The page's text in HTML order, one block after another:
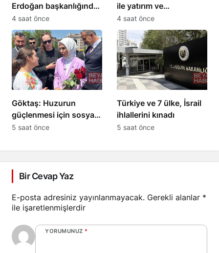
Erdoğan başkanlığında
toplandı
4 saat önce
ile yatırım ve
kalkınmanın önü
açılacak
4 saat önce
Göktaş: Huzurun
güçlenmesi için sosyal
dayanışma şart
5 saat önce
Türkiye ve 7 ülke, İsrail
ihlallerini kınadı
5 saat önce
Bir Cevap Yaz
E-posta adresiniz yayınlanmayacak. Gerekli alanlar *
ile işaretlenmişlerdir
YORUMUNUZ *